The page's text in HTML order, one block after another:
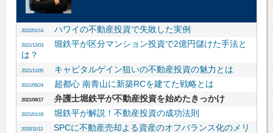
2022/01/14ハワイの不動産投資で失敗した実例
2021/12/03堀鉄平が区分マンション投資で2億円儲けた手法と
は？
2021/11/05キャピタルゲイン狙いの不動産投資の魅力とは
2021/09/24超都心 南青山に新築RCを建てた戦略とは
2021/08/17弁護士堀鉄平が不動産投資を始めたきっかけ
2021/01/19堀鉄平が解説！不動産投資の成功法則
2020/11/13SPCに不動産売却よる資産のオフバランス化のメリ